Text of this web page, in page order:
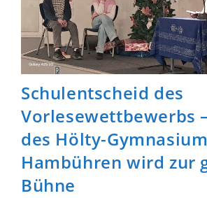
Der
Pauluskirche
Schulentscheid des
Vorlesewettbewerbs
des Hölty-
Hambühren wird zur
Bühne